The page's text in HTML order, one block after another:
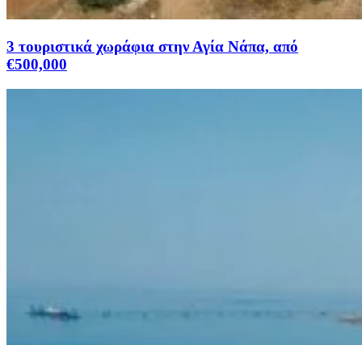
3 τουριστικά χωράφια στην Αγία Νάπα, από
€500,000